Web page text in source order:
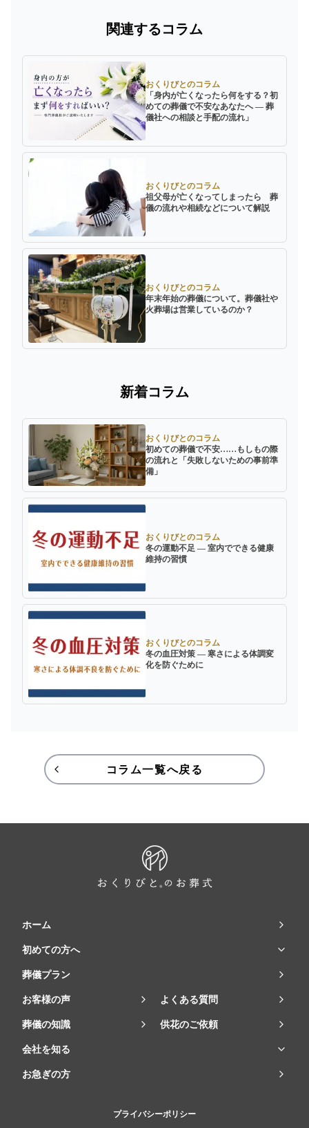
関連するコラム
おくりびとのコラム
「身内が亡くなったら何をする？初
めての葬儀で不安なあなたへ ― 葬
儀社への相談と手配の流れ」
おくりびとのコラム
祖父母が亡くなってしまったら 葬
儀の流れや相続などについて解説
おくりびとのコラム
年末年始の葬儀について。葬儀社や
火葬場は営業しているのか？
新着コラム
おくりびとのコラム
初めての葬儀で不安……もしもの際
の流れと「失敗しないための事前準
備」
おくりびとのコラム
冬の運動不足 ― 室内でできる健康
維持の習慣
おくりびとのコラム
冬の血圧対策 ― 寒さによる体調変
化を防ぐために
コラム一覧へ戻る
ホーム
初めての方へ
葬儀プラン
お客様の声 よくある質問
葬儀の知識 供花のご依頼
会社を知る
お急ぎの方
プライバシーポリシー